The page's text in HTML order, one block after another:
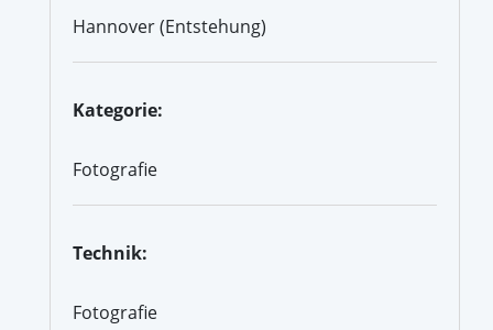
Hannover (Entstehung)
Kategorie:
Fotografie
Technik:
Fotografie